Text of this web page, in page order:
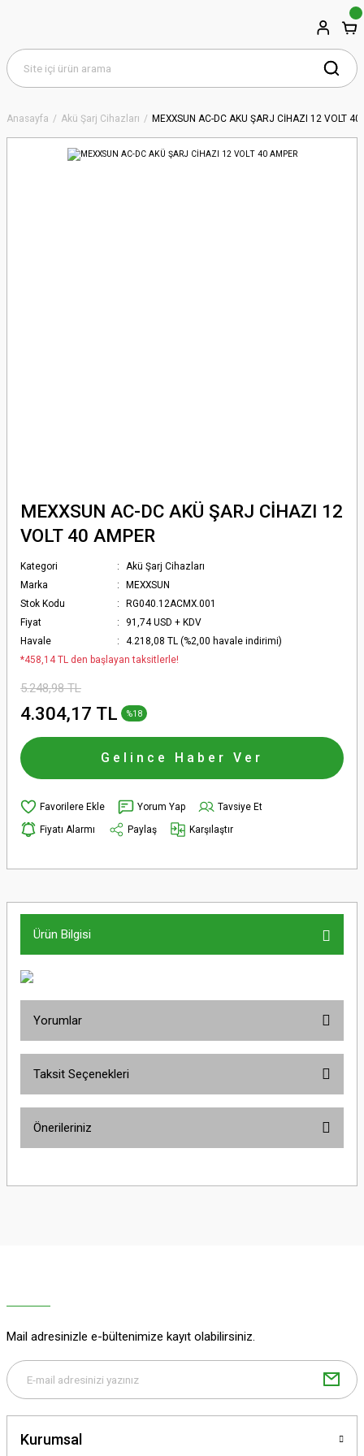
Anasayfa Akü Şarj Cihazları MEXXSUN AC-DC AKÜ ŞARJ CİHAZI 12 VOLT 40
MEXXSUN AC-DC AKÜ ŞARJ CİHAZI 12
VOLT 40 AMPER
Kategori
Akü Şarj Cihazları
Marka
MEXXSUN
Stok Kodu
RG040.12ACMX.001
Fiyat
91,74 USD + KDV
Havale
4.218,08 TL (%2,00 havale indirimi)
*458,14 TL den başlayan taksitlerle!
5.248,98 TL
4.304,17 TL %18
Gelince Haber Ver
Yorum Yap
Tavsiye Et
Fiyatı Alarmı
Paylaş Karşılaştır
Ürün Bilgisi
Yorumlar
Taksit Seçenekleri
Önerileriniz
yetersiz gördüğünüz noktaları öneri formunu kullanarak tarafımıza
Bu ürüne benzer farklı alternatifler olmalı.
Mail adresinizle e-bültenimize kayıt olabilirsiniz.
Kurumsal